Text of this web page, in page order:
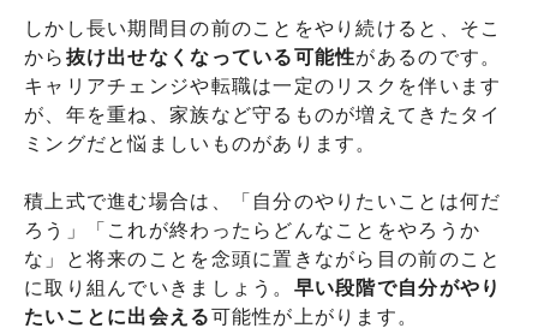
しかし長い期間目の前のことをやり続けると、そこ
から 抜け出せなくなっている可能性があるのです。
キャリアチェンジや転職は一定のリスクを伴います
が、年を重ね、家族など守るものが増えてきたタイ
ミングだと悩ましいものがあります。
積上式で進む場合は、「自分のやりたいことは何だ
ろう」「これが終わったらどんなことをやろうか
な」と将来のことを念頭に置きながら目の前のこと
に取り組んでいきましょう。 早い段階で自分がやり
たいことに出会える可能性が上がります。